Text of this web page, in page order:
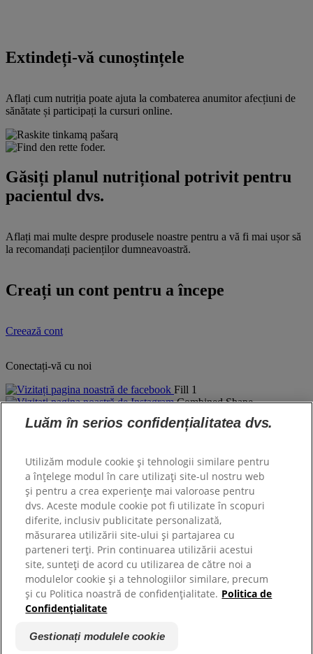
Extindeți-vă cunoștințele
Aflați cum nutriția poate ajuta la combaterea anumitor afecțiuni de
sănătate și participați la cursuri online.
Găsiți planul nutrițional potrivit pentru
pacientul dvs.
Aflați mai multe despre produsele noastre pentru a vă fi mai ușor să
la recomandați pacienților dumneavoastră.
Creați un cont pentru a începe
Creează cont
Conectați-vă cu noi
Fill 1
Combined Shape
YouTube
Compania Noastră
Hill's Pet
Cariere
Asistență
Contact
Întrebări Frecvente
Copyright ©Hill's. All rights reserved.
Termeni și Condiții
Luăm în serios confidențialitatea dvs.
Utilizăm module cookie și tehnologii similare pentru
a înțelege modul în care utilizați site-ul nostru web
și pentru a crea experiențe mai valoroase pentru
dvs. Aceste module cookie pot fi utilizate în scopuri
diferite, inclusiv publicitate personalizată,
măsurarea utilizării site-ului și partajarea cu
parteneri terți. Prin continuarea utilizării acestui
site, sunteți de acord cu utilizarea de către noi a
modulelor cookie și a tehnologiilor similare, precum
și cu Politica noastră de confidențialitate. Politica de
Confidențialitate
Gestionați modulele cookie